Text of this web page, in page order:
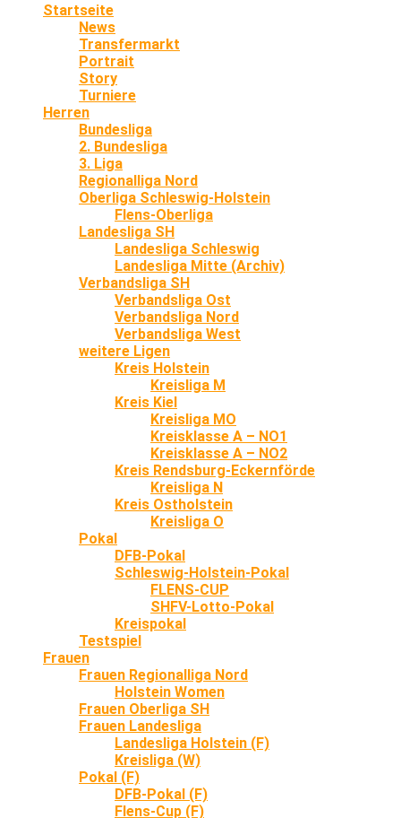
Startseite
News
Transfermarkt
Portrait
Story
Turniere
Herren
Bundesliga
2. Bundesliga
3. Liga
Regionalliga Nord
Oberliga Schleswig-Holstein
Flens-Oberliga
Landesliga SH
Landesliga Schleswig
Landesliga Mitte (Archiv)
Verbandsliga SH
Verbandsliga Ost
Verbandsliga Nord
Verbandsliga West
weitere Ligen
Kreis Holstein
Kreisliga M
Kreis Kiel
Kreisliga MO
Kreisklasse A – NO1
Kreisklasse A – NO2
Kreis Rendsburg-Eckernförde
Kreisliga N
Kreis Ostholstein
Kreisliga O
Pokal
DFB-Pokal
Schleswig-Holstein-Pokal
FLENS-CUP
SHFV-Lotto-Pokal
Kreispokal
Testspiel
Frauen
Frauen Regionalliga Nord
Holstein Women
Frauen Oberliga SH
Frauen Landesliga
Landesliga Holstein (F)
Kreisliga (W)
Pokal (F)
DFB-Pokal (F)
Flens-Cup (F)